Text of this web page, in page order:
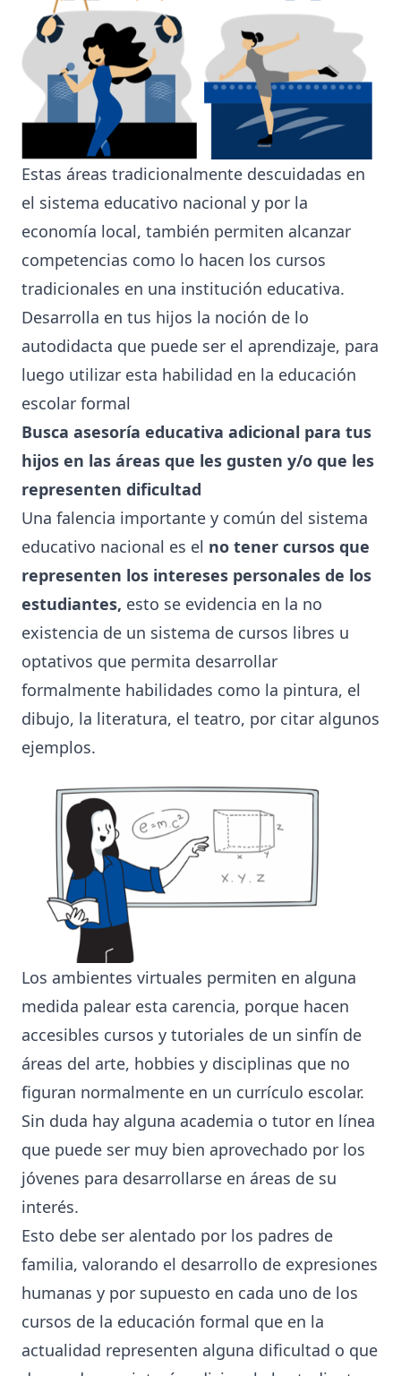
Estas áreas tradicionalmente descuidadas en
el sistema educativo nacional y por la
economía local, también permiten alcanzar
competencias como lo hacen los cursos
tradicionales en una institución educativa.
Desarrolla en tus hijos la noción de lo
autodidacta que puede ser el aprendizaje, para
luego utilizar esta habilidad en la educación
escolar formal
Busca asesoría educativa adicional para tus
hijos en las áreas que les gusten y/o que les
representen dificultad
Una falencia importante y común del sistema
educativo nacional es el no tener cursos que
representen los intereses personales de los
estudiantes, esto se evidencia en la no
existencia de un sistema de cursos libres u
optativos que permita desarrollar
formalmente habilidades como la pintura, el
dibujo, la literatura, el teatro, por citar algunos
ejemplos.
Los ambientes virtuales permiten en alguna
medida palear esta carencia, porque hacen
accesibles cursos y tutoriales de un sinfín de
áreas del arte, hobbies y disciplinas que no
figuran normalmente en un currículo escolar.
Sin duda hay alguna academia o tutor en línea
que puede ser muy bien aprovechado por los
jóvenes para desarrollarse en áreas de su
interés.
Esto debe ser alentado por los padres de
familia, valorando el desarrollo de expresiones
humanas y por supuesto en cada uno de los
cursos de la educación formal que en la
actualidad representen alguna dificultad o que